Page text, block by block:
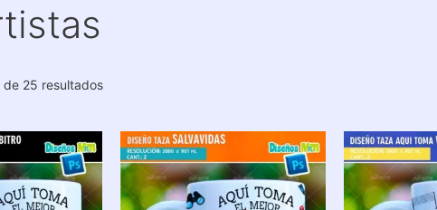
de 25 resultadosOrdenado
últimos